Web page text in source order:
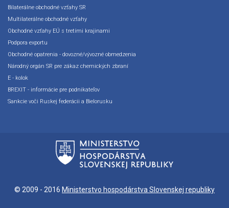
Bilaterálne obchodné vzťahy SR
Multilaterálne obchodné vzťahy
Obchodné vzťahy EÚ s tretími krajinami
Podpora exportu
Obchodné opatrenia - dovozné/vývozné obmedzenia
Národný orgán SR pre zákaz chemických zbraní
E - kolok
BREXIT - informácie pre podnikateľov
Sankcie voči Ruskej federácii a Bielorusku
© 2009 - 2016 Ministerstvo hospodárstva Slovenskej republiky